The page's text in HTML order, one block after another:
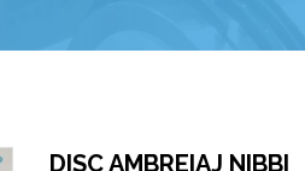
DISC AMBREIAJ NIBBI